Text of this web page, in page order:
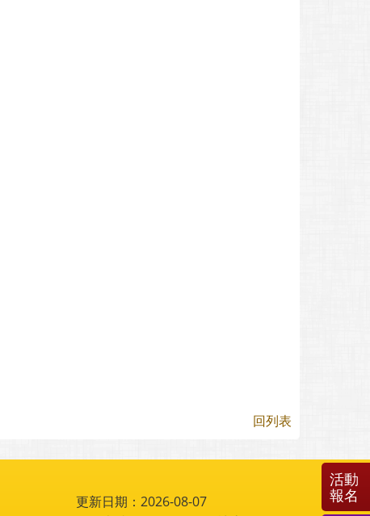
回列表
更新日期：2026-08-07
活動
報名